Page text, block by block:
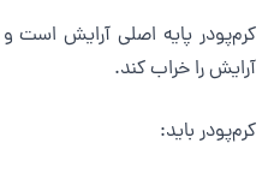
پایه اصلی آرایش است و
را خراب کند.
باید: